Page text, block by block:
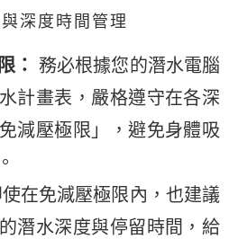
深度時間管理
： 務必根據您的潛水電腦
計畫表，嚴格遵守在各深
減壓極限」，避免身體吸
使在免減壓極限內，也建議
潛水深度與停留時間，給